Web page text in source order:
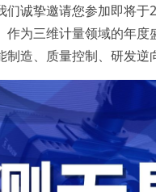
们诚挚邀请您参加即将
作为三维计量领域的年
造、质量控制、研发逆